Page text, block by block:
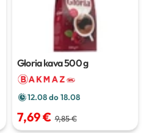
Gloria kava500 g
12.08 do 18.08
7,69 € 9,85 €